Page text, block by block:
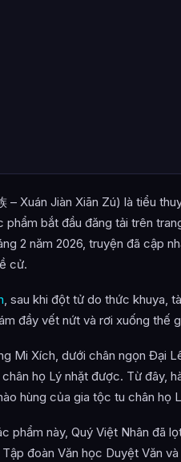
/ Khánh (Thanh)
– Xuán Jiàn Xiān Zú) là tiểu
phẩm bắt đầu đăng tải trên
2 năm 2026, truyện đã cập
cử.
, sau khi đột tử do thức khuya,
đầy vết nứt và rơi xuống thế
Mi Xích, dưới chân ngọn Đại
họ Lý nhặt được. Từ đây,
hùng của gia tộc tu chân họ
phẩm này, Quý Việt Nhân đã
đoàn Văn học Duyệt Văn